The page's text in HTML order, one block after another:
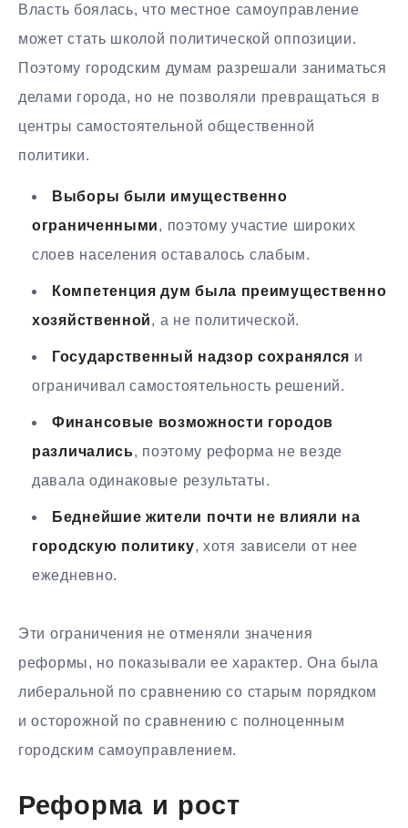
Власть боялась, что местное самоуправление
может стать школой политической оппозиции.
Поэтому городским думам разрешали заниматься
делами города, но не позволяли превращаться в
центры самостоятельной общественной
политики.
Выборы были имущественно
ограниченными, поэтому участие широких
слоев населения оставалось слабым.
Компетенция дум была преимущественно
хозяйственной, а не политической.
Государственный надзор сохранялся и
ограничивал самостоятельность решений.
Финансовые возможности городов
различались, поэтому реформа не везде
давала одинаковые результаты.
Беднейшие жители почти не влияли на
городскую политику, хотя зависели от нее
ежедневно.
Эти ограничения не отменяли значения
реформы, но показывали ее характер. Она была
либеральной по сравнению со старым порядком
и осторожной по сравнению с полноценным
городским самоуправлением.
Реформа и рост